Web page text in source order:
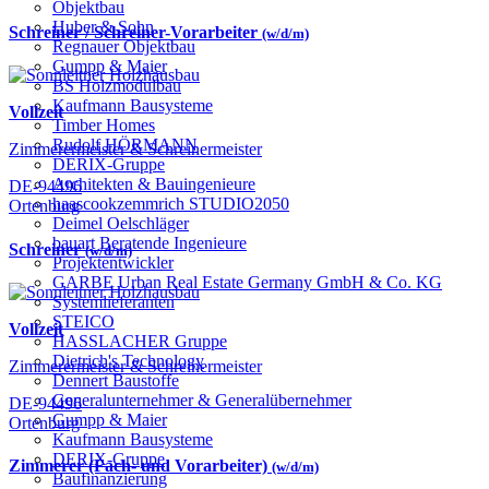
Objektbau
Huber & Sohn
Regnauer Objektbau
Gumpp & Maier
BS Holzmodulbau
Kaufmann Bausysteme
Timber Homes
Rudolf HÖRMANN
DERIX-Gruppe
Architekten & Bauingenieure
haascookzemmrich STUDIO2050
Deimel Oelschläger
bauart Beratende Ingenieure
Projektentwickler
GARBE Urban Real Estate Germany GmbH & Co. KG
Systemlieferanten
STEICO
HASSLACHER Gruppe
Dietrich's Technology
Dennert Baustoffe
Generalunternehmer & Generalübernehmer
Gumpp & Maier
Kaufmann Bausysteme
DERIX-Gruppe
Baufinanzierung
Schreiner / Schreiner-Vorarbeiter (w/d/m)
Vollzeit
Zimmerermeister & Schreinermeister
DE-94496
Ortenburg
Schreiner(w/d/m)
Vollzeit
Zimmerermeister & Schreinermeister
DE-94496
Ortenburg
Zimmerer (Fach- und Vorarbeiter) (w/d/m)